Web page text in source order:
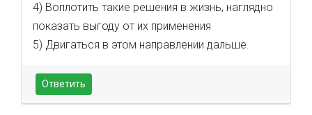
4) Воплотить такие решения в жизнь, наглядно
показать выгоду от их применения
5) Двигаться в этом направлении дальше.
Ответить